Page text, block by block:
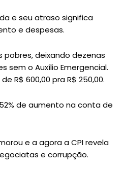
e seu atraso significa
e despesas.
pobres, deixando dezenas
sem o Auxílio Emergencial.
R$ 600,00 pra R$ 250,00.
de aumento na conta de
e a agora a CPI revela
e corrupção.